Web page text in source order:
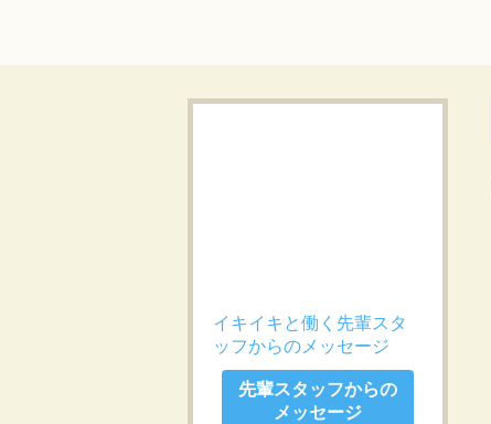
イキイキと働く先輩スタ
ッフからのメッセージ
先輩スタッフからの
メッセージ